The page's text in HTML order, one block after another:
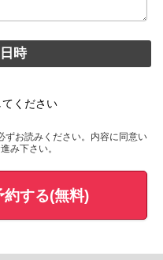
時
ください
ずお読みください。内容に同意い
み下さい。
する(無料)